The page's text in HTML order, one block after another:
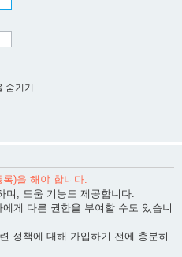
숨기기
)을 해야 합니다.
며, 도움 기능도 제공합니다.
게 다른 권한을 부여할 수도 있습니
정책에 대해 가입하기 전에 충분히